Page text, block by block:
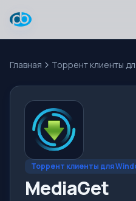
Главная Торрент клиенты
Торрент клиенты для
MediaGet